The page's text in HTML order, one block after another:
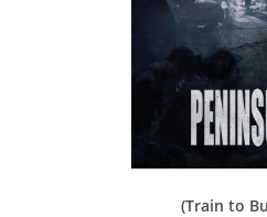
(Train to